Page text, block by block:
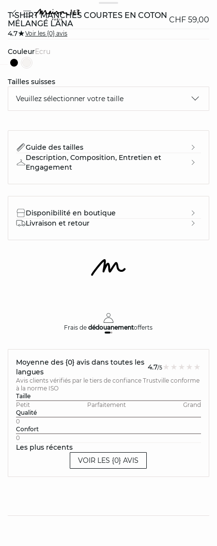
T-SHIRT MANCHES COURTES EN COTON
MÉLANGÉ LANA
CHF 59,00
4.7 Voir les {0} avis
Couleur ecru
Tailles suisses
Veuillez sélectionner votre taille
Guide des tailles
Description, Composition, Entretien et
Engagement
Disponibilité en boutique
Livraison et retour
Frais dedédouanementofferts
Moyenne des {0} avis dans toutes les
langues
4.7/5
Avis clients vérifiés par le tiers de confiance Trustville conforme
à la norme ISO
Taille
Petit
Parfaitement
Grand
Qualité
0
Confort
0
Les plus récents
VOIR LES {0} AVIS